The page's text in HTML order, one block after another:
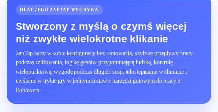
DLACZEGO ZAPTAP WYGRYWA
Stworzony z myślą o czymś więcej
niż zwykłe wielokrotne klikanie
ZapTap łączy w sobie konfigurację bez rootowania, szybsze przepływy pracy
podczas szlifowania, logikę gestów przypominającą ludzką, kontrolę
wielopunktową, wygodę podczas długich sesji, udostępnianie w chmurze i
myślenie w trybie gry w jednym zestawie narzędzi gotowym do pracy z
Robloxem.